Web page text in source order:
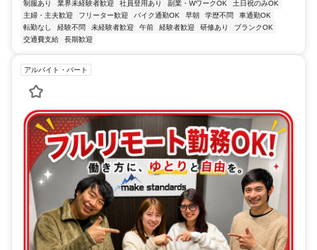
制服あり 業界未経験者歓迎 社員登用あり 副業・WワークOK
土日祝のみOK
主婦・主夫歓迎
フリーター歓迎 バイク通勤OK 早朝 学歴不問
車通勤OK
転勤なし
経験不問 未経験者歓迎 午前 経験者歓迎 研修あり
ブランクOK
交通費支給
長期歓迎
アルバイト・パート